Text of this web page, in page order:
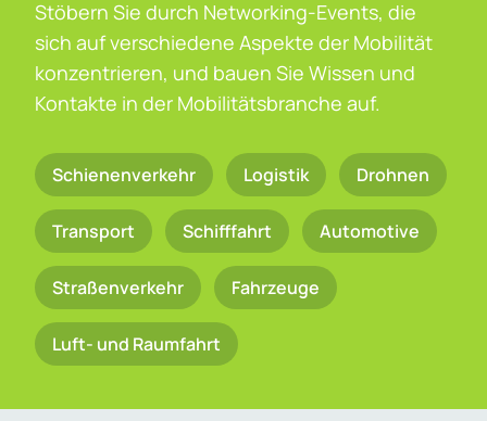
Stöbern Sie durch Networking-Events, die
sich auf verschiedene Aspekte der Mobilität
konzentrieren, und bauen Sie Wissen und
Kontakte in der Mobilitätsbranche auf.
Schienenverkehr Logistik Drohnen
Transport Schifffahrt Automotive
Straßenverkehr Fahrzeuge
Luft- und Raumfahrt